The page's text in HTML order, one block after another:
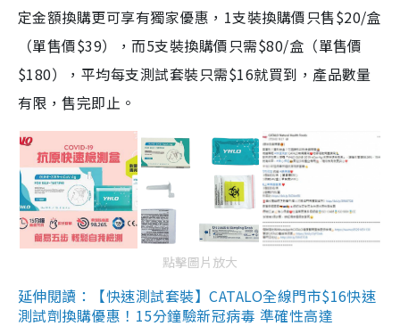
定金額換購更可享有獨家優惠，1支裝換購價只售$20/盒
（單售價$39），而5支裝換購價只需$80/盒（單售價
$180），平均每支測試套裝只需$16就買到，產品數量
有限，售完即止。
點擊圖片放大
延伸閱讀：【快速測試套裝】CATALO全線門市$16快速
測試劑換購優惠！15分鐘驗新冠病毒 準確性高達